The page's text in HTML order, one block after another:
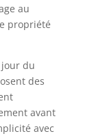
au
propriété
du
des
avant
avec